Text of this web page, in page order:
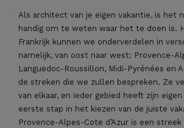
Als architect van je eigen vakantie, is het
handig om te weten waar het te doen is.
Frankrijk kunnen we onderverdelen in
namelijk, van oost naar west: Provence-
Languedoc-Roussillon, Midi-Pyrénées en
de streken die we zullen bespreken. Ze
van elkaar, en ieder gebied heeft zijn
eerste stap in het kiezen van de juiste
Provence-Alpes-Cote d’Azur is een